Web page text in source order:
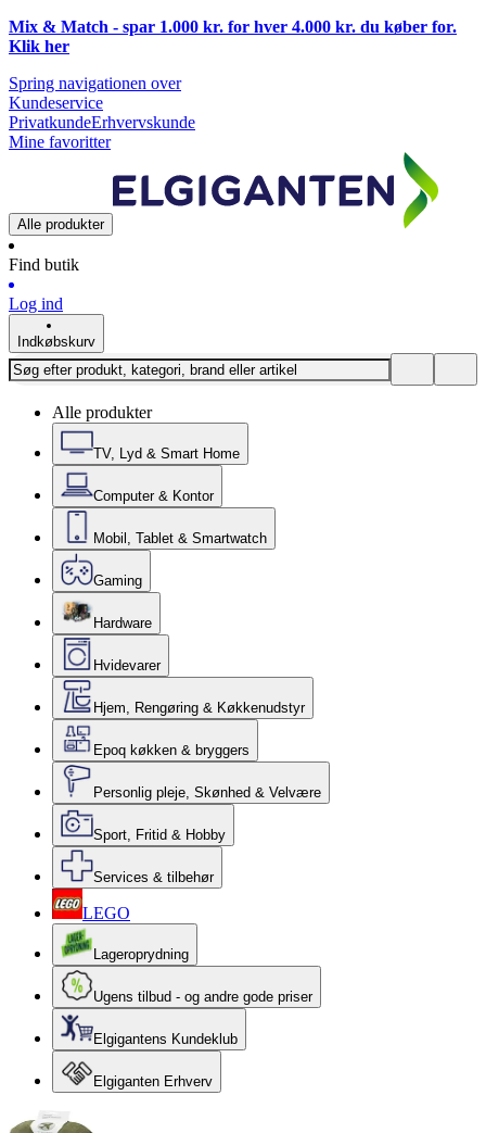
Mix & Match - spar 1.000 kr. for hver 4.000 kr. du køber for.
Klik her
Spring navigationen over
Kundeservice
PrivatkundeErhvervskunde
Mine favoritter
Alle produkter
Find butik
Log ind
Indkøbskurv
Alle produkter
TV, Lyd & Smart Home
Computer & Kontor
Mobil, Tablet & Smartwatch
Gaming
Hardware
Hvidevarer
Hjem, Rengøring & Køkkenudstyr
Epoq køkken & bryggers
Personlig pleje, Skønhed & Velvære
Sport, Fritid & Hobby
Services & tilbehør
LEGO
Lageroprydning
Ugens tilbud - og andre gode priser
Elgigantens Kundeklub
Elgiganten Erhverv